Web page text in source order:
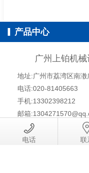
产品中心
广州上铂机
地址:广州市荔湾区南
电话:020-81405663
手机:13302398212
邮箱
Copyright © 2018-2020
19085932号-3
电话 联